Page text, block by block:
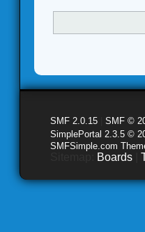
SMF 2.0.15 SMF ©
SimplePortal 2.3.5 ©
SMFSimple.com
Boards